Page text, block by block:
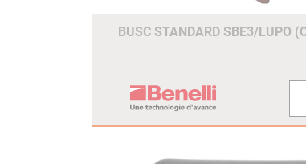
BUSC STANDARD SBE3/LUPO